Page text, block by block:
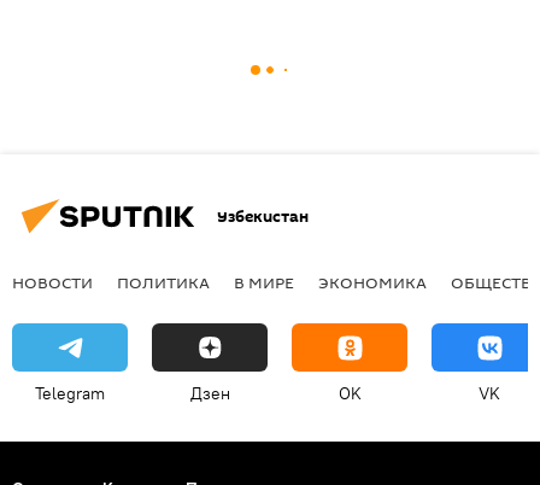
Узбекистан
НОВОСТИ ПОЛИТИКА В МИРЕ ЭКОНОМИКА
Telegram Дзен OK VK